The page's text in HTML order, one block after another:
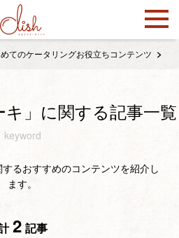
てのケータリングお役立ちコンテンツ
キ」に関する記事一覧
keyword
するおすすめのコンテンツを紹介し
ます。
2 記事